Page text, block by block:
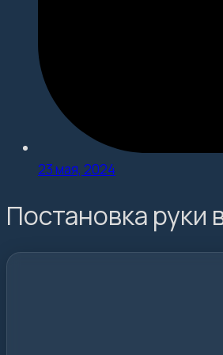
23 мая, 2024
Постановка